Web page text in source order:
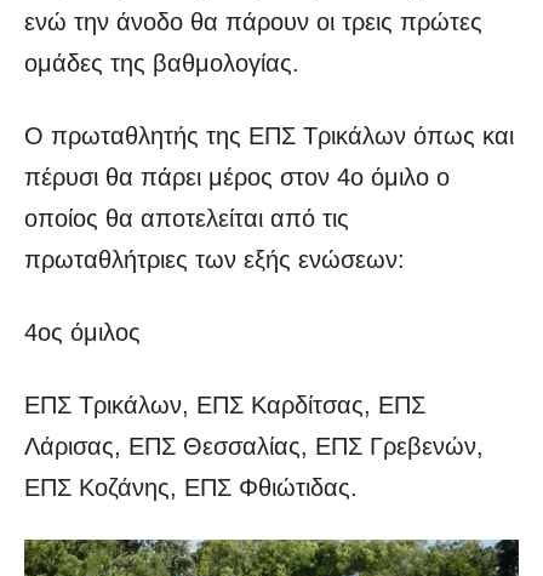
ενώ την άνοδο θα πάρουν οι τρεις πρώτες
ομάδες της βαθμολογίας.
Ο πρωταθλητής της ΕΠΣ Τρικάλων όπως και
πέρυσι θα πάρει μέρος στον 4ο όμιλο ο
οποίος θα αποτελείται από τις
πρωταθλήτριες των εξής ενώσεων:
4ος όμιλος
ΕΠΣ Τρικάλων, ΕΠΣ Καρδίτσας, ΕΠΣ
Λάρισας, ΕΠΣ Θεσσαλίας, ΕΠΣ Γρεβενών,
ΕΠΣ Κοζάνης, ΕΠΣ Φθιώτιδας.